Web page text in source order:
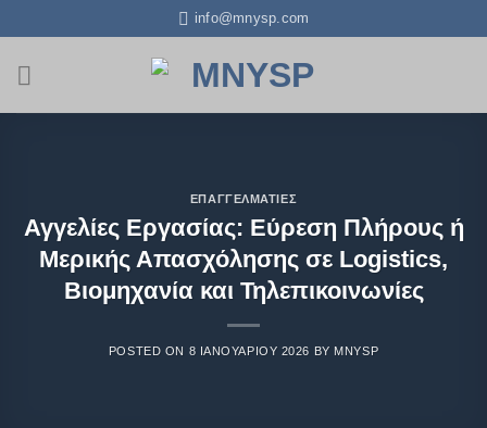
info@mnysp.com
ΕΠΑΓΓΕΛΜΑΤΊΕΣ
Αγγελίες Εργασίας: Εύρεση Πλήρους ή
Μερικής Απασχόλησης σε Logistics,
Βιομηχανία και Τηλεπικοινωνίες
POSTED ON 8 ΙΑΝΟΥΑΡΊΟΥ 2026 BY MNYSP